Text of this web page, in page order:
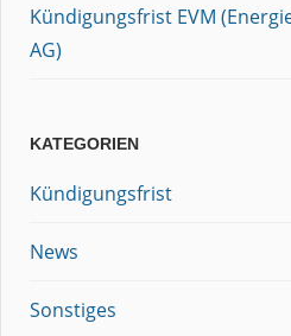
Kündigungsfrist EVM
AG)
KATEGORIEN
Kündigungsfrist
News
Sonstiges